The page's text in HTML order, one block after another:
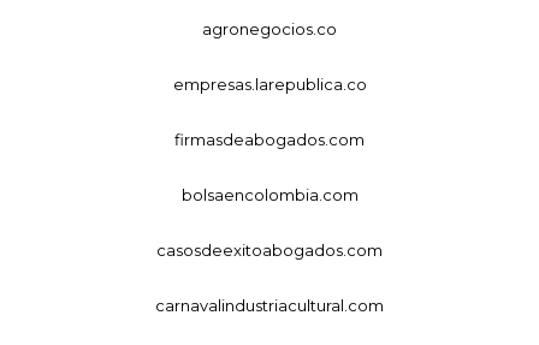
agronegocios.co
empresas.larepublica.co
firmasdeabogados.com
bolsaencolombia.com
casosdeexitoabogados.com
carnavalindustriacultural.com